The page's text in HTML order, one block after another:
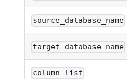
source_database_name
target_database_name
column_list